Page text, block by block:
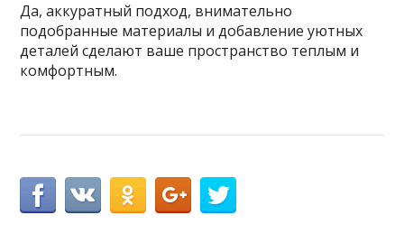
Да, аккуратный подход, внимательно
подобранные материалы и добавление уютных
деталей сделают ваше пространство теплым и
комфортным.